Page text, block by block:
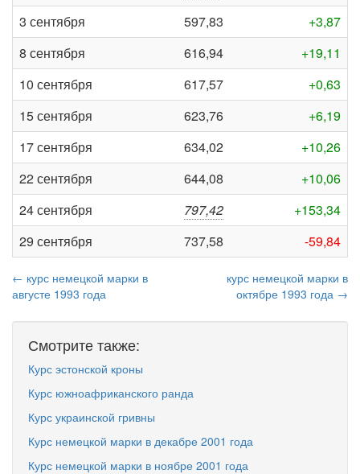
3 сентября
597,83
+3,87
8 сентября
616,94
+19,11
10 сентября
617,57
+0,63
15 сентября
623,76
+6,19
17 сентября
634,02
+10,26
22 сентября
644,08
+10,06
24 сентября
797,42
+153,34
29 сентября
737,58 -59,84
← курс немецкой марки в
августе 1993 года
курс немецкой марки в
октябре 1993 года →
Смотрите также:
Курс эстонской кроны
Курс южноафриканского ранда
Курс украинской гривны
Курс немецкой марки в декабре 2001 года
Курс немецкой марки в ноябре 2001 года